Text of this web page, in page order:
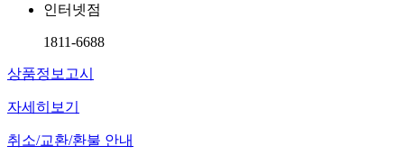
인터넷점
1811-6688
상품정보고시
자세히보기
취소/교환/환불 안내